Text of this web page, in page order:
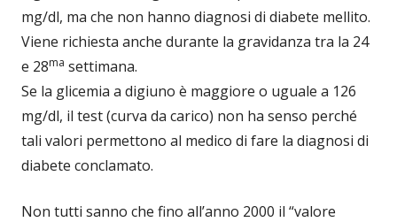
mg/dl, ma che non hanno diagnosi di diabete mellito.
Viene richiesta anche durante la gravidanza tra la 24
e 28ma settimana.
Se la glicemia a digiuno è maggiore o uguale a 126
mg/dl, il test (curva da carico) non ha senso perché
tali valori permettono al medico di fare la diagnosi di
diabete conclamato.
Non tutti sanno che fino all’anno 2000 il “valore